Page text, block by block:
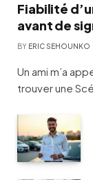
Fiabilité
avant de
BY ERIC SEHOUNKO
Un ami m’a
trouver une